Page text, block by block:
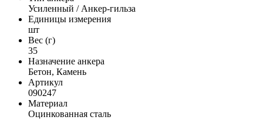
Усиленный / Анкер-гильза
Единицы измерения
шт
Вес (г)
35
Назначение анкера
Бетон, Камень
Артикул
090247
Материал
Оцинкованная сталь